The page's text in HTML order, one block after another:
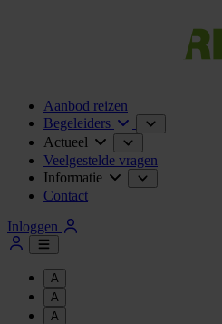
Aanbod reizen
Begeleiders
Actueel
Veelgestelde vragen
Informatie
Contact
Inloggen
A
A
A